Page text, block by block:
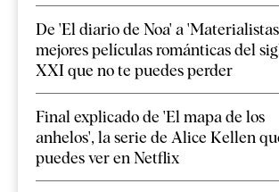
De 'El diario de Noa' a
mejores películas románticas del
XXI que no te puedes perder
Final explicado de 'El mapa de los
anhelos', la serie de Alice Kellen
puedes ver en Netflix